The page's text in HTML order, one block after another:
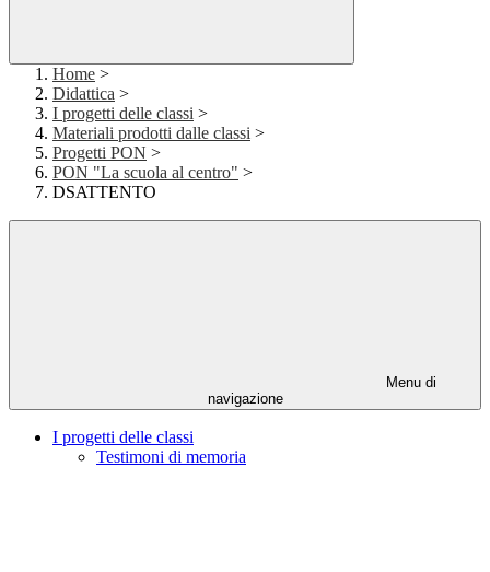
Home >
Didattica >
I progetti delle classi >
Materiali prodotti dalle classi >
Progetti PON >
PON "La scuola al centro" >
DSATTENTO
Menu di
navigazione
I progetti delle classi
Testimoni di memoria